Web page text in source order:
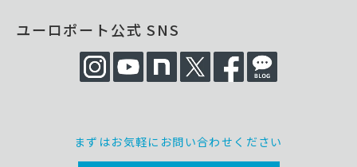
ユーロポート公式 SNS
まずはお気軽にお問い合わせください